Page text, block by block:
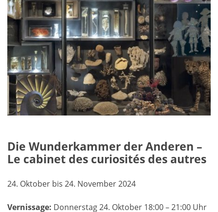
Die Wunderkammer der Anderen –
Le cabinet des curiosités des autres
24. Oktober bis 24. November 2024
Vernissage: Donnerstag 24. Oktober 18:00 – 21:00 Uhr